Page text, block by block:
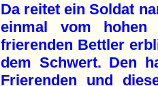
Da reitet ein Soldat
einmal vom
frierenden Bettler
dem Schwert. Den
Frierenden und